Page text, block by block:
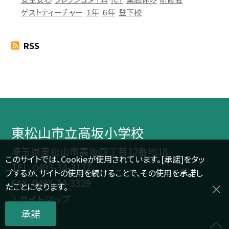
ゲストティーチャー １年 ６年 登下校
RSS
東松山市立高坂小学校
埼玉県東松山市高坂四丁目12番地18
TEL.0493-34-3127
FAX. 0493-34-3329
サイトマップ
このサイトでは、Cookieが使用されています。[承諾]をタッ
プするか、サイトの使用を続けることで、その使用を承諾し
たことになります。
承諾